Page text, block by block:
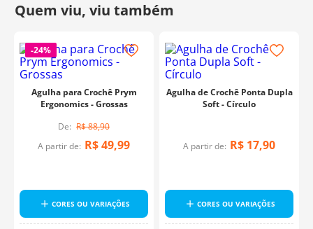
-24%
Agulha para Crochê Prym
Ergonomics - Grossas
R$88,90
A partir de: R$49,99
CORES OU VARIAÇÕES
Agulha de Crochê Ponta Dupla
Soft - Círculo
A partir de: R$ 17,90
CORES OU VARIAÇÕES